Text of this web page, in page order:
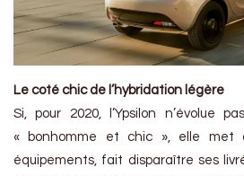
Le coté chic de l’hybridation légère
Si, pour 2020, l’Ypsilon n’évolue
« bonhomme et chic », elle met
équipements, fait disparaître ses